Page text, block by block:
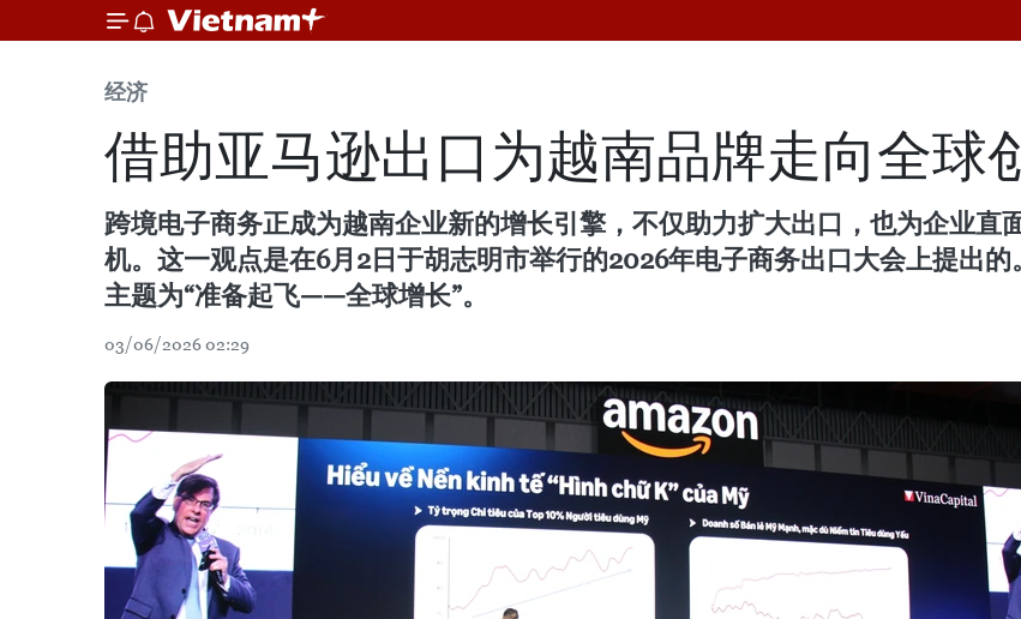
经济
借助亚马逊出口为越南品牌走向全球
跨境电子商务正成为越南企业新的增长引擎，不仅助力扩大出口，也为企业直
机。这一观点是在6月2日于胡志明市举行的2026年电子商务出口大会上提出
主题为“准备起飞——全球增长”。
03/06/2026 02:29